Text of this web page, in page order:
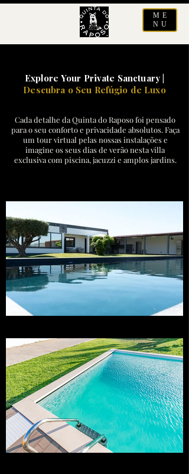
ME
NU
Explore Your Private Sanctuary |
Descubra o Seu Refúgio de Luxo
Cada detalhe da Quinta do Raposo foi pensado
para o seu conforto e privacidade absolutos. Faça
um tour virtual pelas nossas instalações e
imagine os seus dias de verão nesta villa
exclusiva com piscina, jacuzzi e amplos jardins.